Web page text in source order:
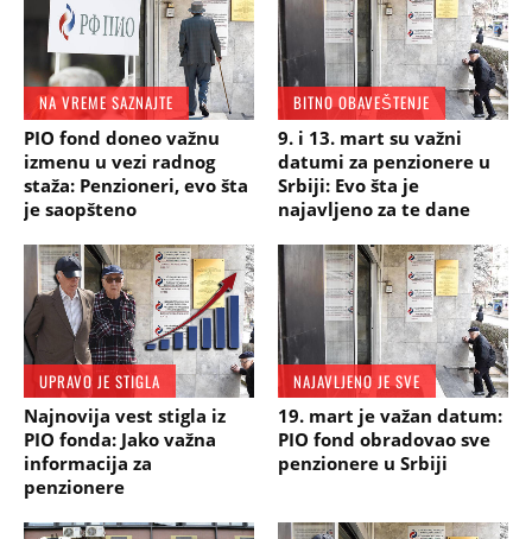
NA VREME SAZNAJTE
PIO fond doneo važnu
izmenu u vezi radnog
staža: Penzioneri, evo šta
je saopšteno
BITNO OBAVEŠTENJE
9. i 13. mart su važni
datumi za penzionere u
Srbiji: Evo šta je
najavljeno za te dane
UPRAVO JE STIGLA
Najnovija vest stigla iz
PIO fonda: Jako važna
informacija za
penzionere
NAJAVLJENO JE SVE
19. mart je važan datum:
PIO fond obradovao sve
penzionere u Srbiji